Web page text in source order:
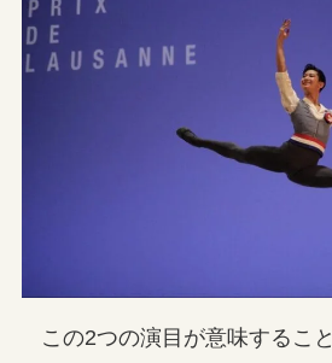
この2つの演目が意味すること